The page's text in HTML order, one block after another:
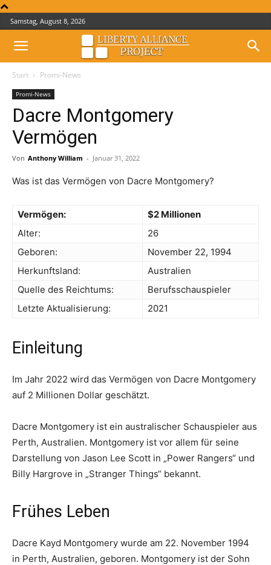
Samstag, August 8, 2026
Start Promi-News
Promi-News
Dacre Montgomery
Vermögen
Von Anthony William - Januar 31, 2022
Was ist das Vermögen von Dacre Montgomery?
Vermögen:
$2 Millionen
Alter:
26
Geboren:
November 22, 1994
Herkunftsland:
Australien
Quelle des Reichtums:
Berufsschauspieler
Letzte Aktualisierung:
2021
Einleitung
Im Jahr 2022 wird das Vermögen von Dacre Montgomery
auf 2 Millionen Dollar geschätzt.
Dacre Montgomery ist ein australischer Schauspieler aus
Perth, Australien. Montgomery ist vor allem für seine
Darstellung von Jason Lee Scott in „Power Rangers“ und
Billy Hargrove in „Stranger Things“ bekannt.
Frühes Leben
Dacre Kayd Montgomery wurde am 22. November 1994
in Perth, Australien, geboren. Montgomery ist der Sohn